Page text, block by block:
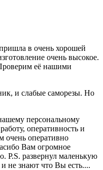
в очень хорошей
очень высокое.
её нашими
и слабые саморезы. Но
персональному
оперативность и
очень оперативно
Вам огромное
P.S. развернул маленькую
не знают что Вы есть....